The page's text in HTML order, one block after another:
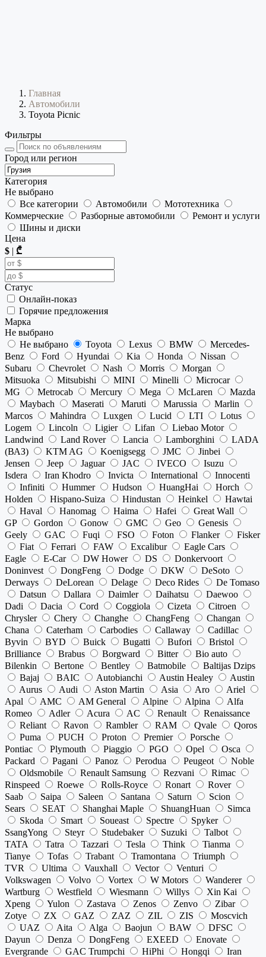
Главная
Автомобили
Toyota Picnic
Фильтры
Город или регион
Категория
Не выбрано
Все категории
Автомобили
Мототехника
Коммерческие
Разборные автомобили
Ремонт и услуги
Шины и диски
Цена
$ | ₾
Статус
Онлайн-показ
Горячие предложения
Марка
Не выбрано
Не выбрано
Toyota Lexus BMW
Mercedes-
Benz
Ford Hyundai Kia Honda
Nissan
Subaru
Chevrolet Nash Morris
Morgan
Mitsuoka
Mitsubishi MINI Minelli
Microcar
MG
Metrocab Mercury Mega McLaren
Mazda
Maybach
Maserati Maruti Marussia
Marlin
Marcos
Mahindra Luxgen Lucid LTI
Lotus
Logem
Lincoln Ligier Lifan
Liebao Motor
Landwind
Land Rover Lancia Lamborghini
LADA
(ВАЗ)
KTM AG Koenigsegg JMC
Jinbei
Jensen
Jeep Jaguar JAC IVECO
Isuzu
Isdera
Iran Khodro Invicta International
Innocenti
Infiniti
Hummer Hudson HuangHai
Horch
Holden
Hispano-Suiza Hindustan Heinkel
Hawtai
Haval
Hanomag Haima Hafei
Great Wall
GP
Gordon Gonow GMC Geo
Genesis
Geely
GAC Fuqi FSO Foton Flanker
Fisker
Fiat
Ferrari FAW Excalibur
Eagle Cars
Eagle
E-Car DW Hower DS
Donkervoort
Doninvest
DongFeng Dodge DKW
DeSoto
Derways
DeLorean Delage Deco Rides
De Tomaso
Datsun
Dallara Daimler Daihatsu
Daewoo
Dadi
Dacia Cord Coggiola Cizeta
Citroen
Chrysler
Chery Changhe ChangFeng
Changan
Chana
Caterham Carbodies Callaway
Cadillac
Byvin
BYD Buick Bugatti Bufori
Bristol
Brilliance
Brabus Borgward Bitter
Bio auto
Bilenkin
Bertone Bentley Batmobile
Baltijas Dzips
Bajaj
BAIC Autobianchi Austin Healey
Austin
Aurus
Audi Aston Martin Asia Aro
Ariel
Apal
AMC AM General Alpine Alpina
Alfa
Romeo
Adler Acura AC Renault
Renaissance
Reliant
Ravon Rambler RAM Qvale
Qoros
Puma
PUCH Proton Premier
Porsche
Pontiac
Plymouth Piaggio PGO Opel
Osca
Packard
Pagani Panoz Perodua Peugeot
Noble
Oldsmobile
Renault Samsung Rezvani
Rimac
Rinspeed
Roewe Rolls-Royce Ronart
Rover
Saab
Saipa Saleen Santana Saturn
Scion
Sears
SEAT Shanghai Maple ShuangHuan
Simca
Skoda
Smart Soueast Spectre
Spyker
SsangYong
Steyr Studebaker Suzuki
Talbot
TATA
Tatra Tazzari Tesla Think
Tianma
Tianye
Tofas Trabant Tramontana
Triumph
TVR
Ultima Vauxhall Vector
Venturi
Volkswagen
Volvo Vortex W Motors
Wanderer
Wartburg
Westfield Wiesmann Willys
Xin Kai
Xpeng
Yulon Zastava Zenos Zenvo
Zibar
Zotye
ZX GAZ ZAZ ZIL ZIS
Moscvich
UAZ
Aita Alga Baojun BAW
DFSC
Dayun
Denza DongFeng EXEED
Enovate
Evergrande
GAC Trumpchi HiPhi Hongqi
Iran